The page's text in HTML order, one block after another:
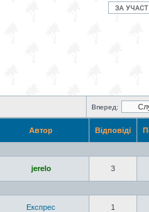
Вперед:
Автор Відповіді
jerelo 3
Експрес 1